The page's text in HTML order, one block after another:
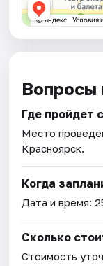
Вопросы
Где пройдет
Место
Красноярск.
Когда
Дата и время:
Сколько
Стоимость